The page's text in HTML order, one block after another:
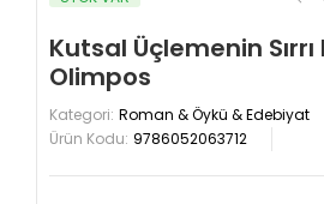
Kutsal Üçlemenin Sırrı
Olimpos
Kategori: Roman & Öykü & Edebiyat
Ürün Kodu: 9786052063712